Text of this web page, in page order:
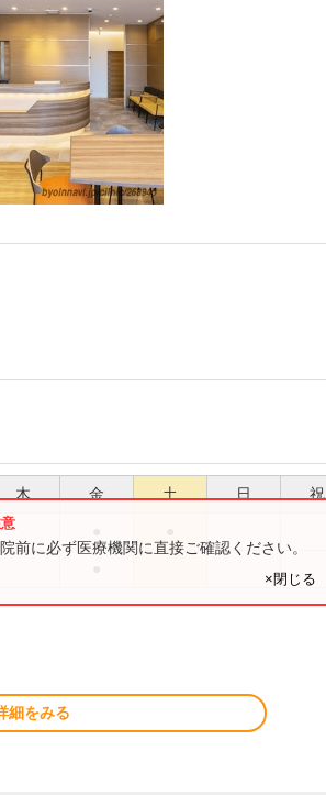
木 金 土 日 祝
前に必ず医療機関に直接ご確認ください。
×閉じる
細をみる